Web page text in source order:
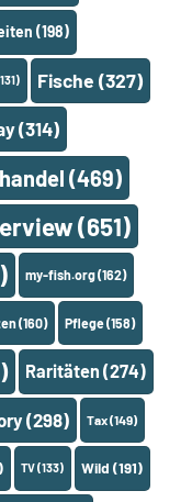
(198)
Fische (327)
(314)
(469)
(651)
my-fish.org(162)
(160) Pflege(158)
Raritäten (274)
(298) Tax(149)
TV(133) Wild (191)